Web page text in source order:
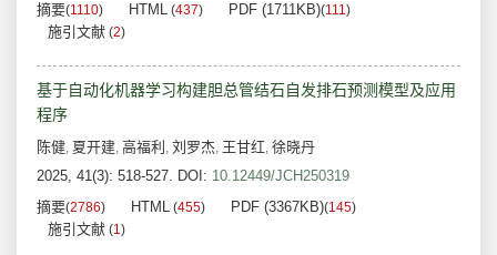
摘要(1110) HTML (437) PDF (1711KB)(111)
施引文献 (2)
基于自动化机器学习构建胆总管结石自发排石预测模型及应用
程序
陈健, 夏开建, 高福利 , 刘罗杰, 王甘红, 徐晓丹
2025, 41(3): 518-527. DOI: 10.12449/JCH250319
摘要(2786) HTML (455) PDF (3367KB)(145)
施引文献 (1)